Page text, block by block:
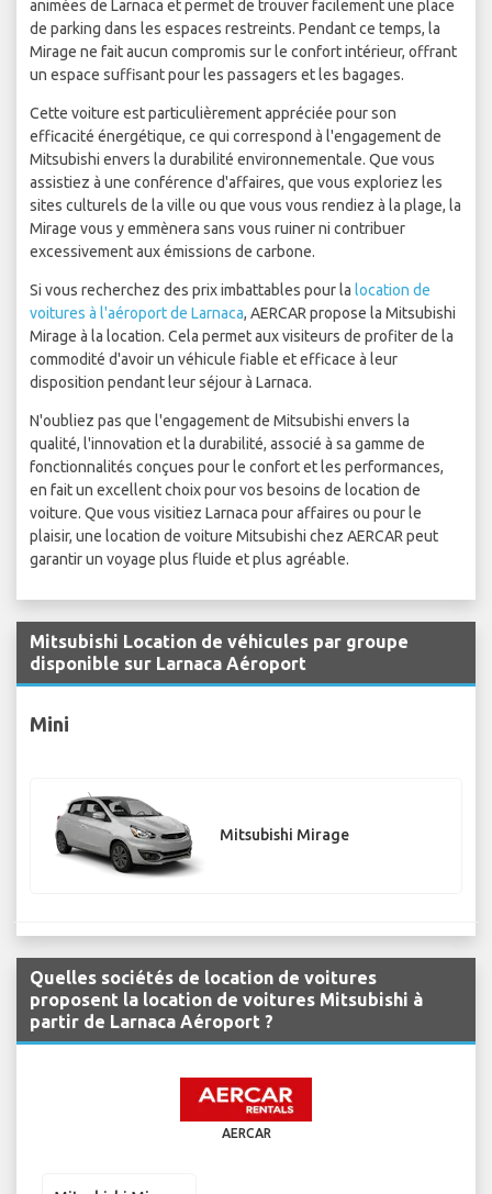
animées de Larnaca et permet de trouver facilement une place
de parking dans les espaces restreints. Pendant ce temps, la
Mirage ne fait aucun compromis sur le confort intérieur, offrant
un espace suffisant pour les passagers et les bagages.
Cette voiture est particulièrement appréciée pour son
efficacité énergétique, ce qui correspond à l'engagement de
Mitsubishi envers la durabilité environnementale. Que vous
assistiez à une conférence d'affaires, que vous exploriez les
sites culturels de la ville ou que vous vous rendiez à la plage, la
Mirage vous y emmènera sans vous ruiner ni contribuer
excessivement aux émissions de carbone.
Si vous recherchez des prix imbattables pour la location de
voitures à l'aéroport de Larnaca, AERCAR propose la Mitsubishi
Mirage à la location. Cela permet aux visiteurs de profiter de la
commodité d'avoir un véhicule fiable et efficace à leur
disposition pendant leur séjour à Larnaca.
N'oubliez pas que l'engagement de Mitsubishi envers la
qualité, l'innovation et la durabilité, associé à sa gamme de
fonctionnalités conçues pour le confort et les performances,
en fait un excellent choix pour vos besoins de location de
voiture. Que vous visitiez Larnaca pour affaires ou pour le
plaisir, une location de voiture Mitsubishi chez AERCAR peut
garantir un voyage plus fluide et plus agréable.
Mitsubishi Location de véhicules par groupe
disponible sur Larnaca Aéroport
Mini
Mitsubishi Mirage
Quelles sociétés de location de voitures
proposent la location de voitures Mitsubishi à
partir de Larnaca Aéroport ?
AERCAR